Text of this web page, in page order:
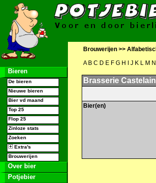
Bieren
De bieren
Nieuwe bieren
Bier vd maand
Top 25
Flop 25
Zinloze stats
Zoeken
Extra's
Brouwerijen
Over bier
Potjebier
Brouwerijen >>
A B C D E F G H J K L M N
Brasserie Castelain
Bier(en)